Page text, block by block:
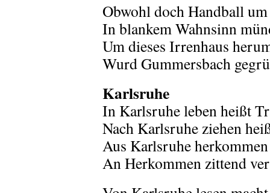
Obwohl doch Handball
In blankem Wahnsinn
Um dieses Irrenhaus
Wurd Gummersbach
Karlsruhe
In Karlsruhe leben heißt
Nach Karlsruhe ziehen
Aus Karlsruhe
An Herkommen zittend